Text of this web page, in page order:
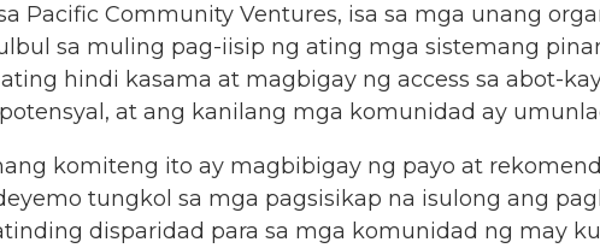
Pacific Community Ventures, isa sa mga unang
sa muling pag-iisip ng ating mga sistemang
hindi kasama at magbigay ng access sa abot-
at ang kanilang mga komunidad ay
komiteng ito ay magbibigay ng payo at
tungkol sa mga pagsisikap na isulong ang
disparidad para sa mga komunidad ng may